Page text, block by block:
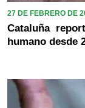
27 DE FEBRERO DE
Cataluña
humano desde